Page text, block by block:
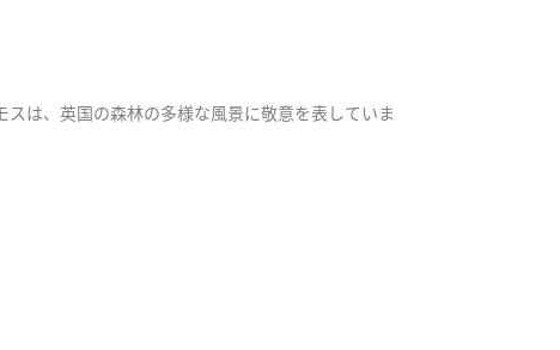
は、英国の森林の多様な風景に敬意を表していま